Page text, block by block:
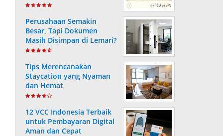
Perusahaan Semakin
Besar, Tapi Dokumen
Masih Disimpan di Lemari?
Ini Risiko yang Sering
Tips Merencanakan
Staycation yang Nyaman
dan Hemat
12 VCC Indonesia Terbaik
untuk Pembayaran Digital
Aman dan Cepat